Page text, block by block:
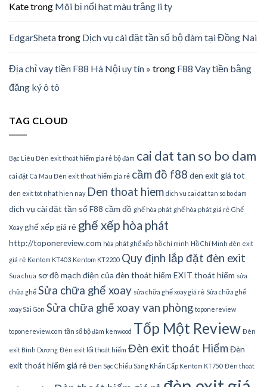
Katetrong Môi bị nổi hạt màu trắng li ty
EdgarShetatrong Dịch vụ cài đặt tần số bộ đàm tại Đồng Nai
Địa chỉ vay tiền F88 Hà Nội uy tín » trong F88 Vay tiền bằng
đăng ký ô tô
TAG CLOUD
Bạc Liêu Đèn exit thoát hiểm giá rẻ bộ đàm cai dat tan so bo dam
cài đặt Cà Mau Đèn exit thoát hiểm giá rẻ cầm đồ f88 den exit giá tot
den exit tot nhat hien nay Den thoat hiem dich vu cai dat tan so bo dam
dịch vụ cài đặt tần sốF88 cầm đồ ghế hòa phát ghế hòa phát giá rẻ Ghế
Xoay ghế xếp giá rẻ ghế xếp hòa phát
http://toponereview.com hòa phát ghế xếp hồ chí minh Hồ Chí Minh đèn exit
giá rẻ Kentom KT403 Kentom KT2200 Quy định lắp đặt đèn exit
Sua chua sơ đồ mạch điện của đèn thoát hiểm EXIT thoát hiểm sửa
chữa ghế Sửa chữa ghế xoay sửa chữa ghế xoay giá rẻ Sửa chữa ghế
xoay Sài Gòn Sửa chữa ghế xoay van phòng toponereview
toponereview.com tần số bộ đàm kenwood Tốp Một Review Đèn
exit Bình Dương Đèn exit lối thoát hiểm Đèn exit thoát HiểmĐèn
exit thoát hiểm giá rẻ Đèn Sạc Chiếu Sáng Khẩn Cấp Kentom KT750 Đèn thoát